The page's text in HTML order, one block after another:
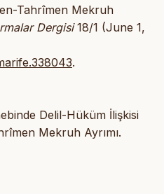
Tahrîmen Mekruh
Dergisi18/1 (June 1,
.
Delil-Hüküm İlişkisi
Mekruh Ayrımı.